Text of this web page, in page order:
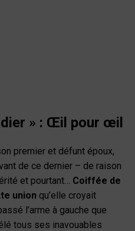
» : Œil pour œil
premier et défunt époux,
de ce dernier – de raison
et pourtant… Coiffée de
union qu’elle croyait
l’arme à gauche que
tous ses inavouables